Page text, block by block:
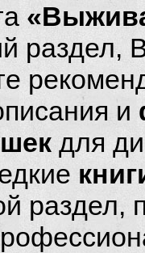
раздел,
и
для